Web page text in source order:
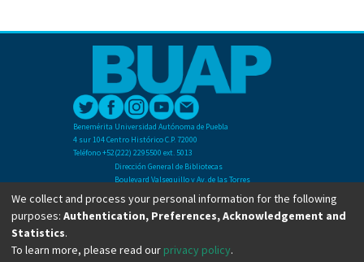
Benemérita Universidad Autónoma de Puebla
4 sur 104 Centro Histórico C.P. 72000
Teléfono +52(222) 2295500 ext. 5013
Dirección General de Bibliotecas
Boulevard Valsequillo y Av. de las Torres
Ciudad Universitaria. Col. San Manuel
C.P. 72570
Teléfono +52 (222) 2295500 Ext 2901
We collect and process your personal information for the following
purposes: Authentication, Preferences, Acknowledgement and
Statistics.
To learn more, please read our privacy policy.